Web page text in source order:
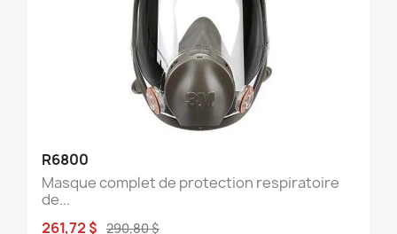
R6800
Masque complet de protection respiratoire
de...
261,72 $ 290,80 $